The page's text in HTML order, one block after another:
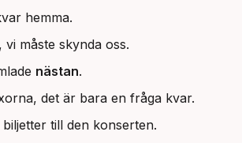
hemma.
vi måste skynda oss.
nästan.
det är bara en fråga kvar.
till den konserten.